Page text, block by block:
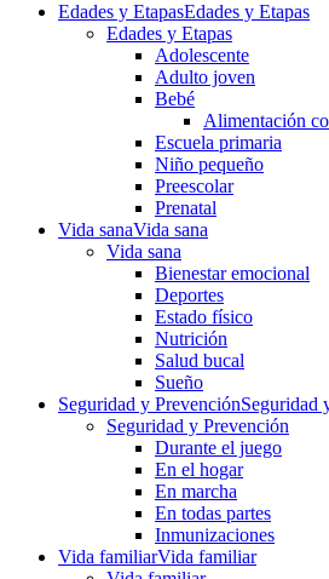
Edades y EtapasEdades y Etapas
Edades y Etapas
Adolescente
Adulto joven
Bebé
Alimentación
Escuela primaria
Niño pequeño
Preescolar
Prenatal
Vida sanaVida sana
Vida sana
Bienestar emocional
Deportes
Estado físico
Nutrición
Salud bucal
Sueño
Seguridad y PrevenciónSeguridad
Seguridad y Prevención
Durante el juego
En el hogar
En marcha
En todas partes
Inmunizaciones
Vida familiarVida familiar